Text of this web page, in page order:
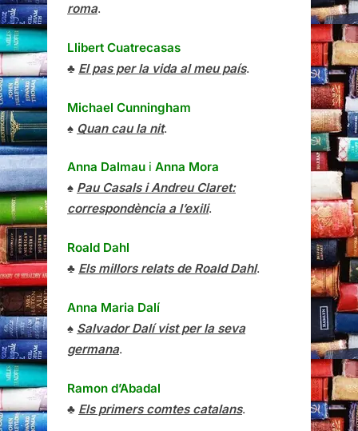
roma.
Llibert Cuatrecasas
♣ El pas per la vida al meu país.
Michael Cunningham
♠ Quan cau la nit.
Anna Dalmau i Anna Mora
♠ Pau Casals i Andreu Claret:
correspondència a l’exili.
Roald Dahl
♣ Els millors relats de Roald Dahl.
Anna Maria Dalí
♠ Salvador Dalí vist per la seva
germana.
Ramon d’Abadal
♣ Els primers comtes catalans.